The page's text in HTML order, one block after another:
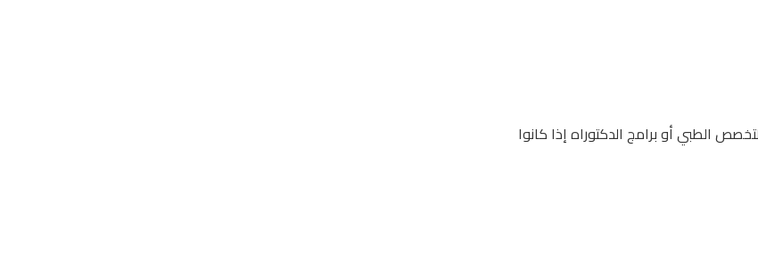
الطبي أو برامج الدكتوراه إذا كانوا